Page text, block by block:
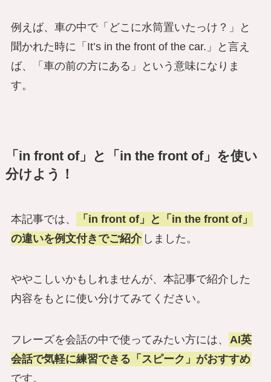
例えば、車の中で「どこに水筒置いたっけ？」と
聞かれた時に「It’s in the front of the car.」と言え
ば、「車の前の方にある」という意味になりま
す。
「in front of」と「in the front of」を使い
分けよう！
本記事では、
「in front of」と「in the front of」
の違いを例文付きでご紹介 しました。
ややこしいかもしれませんが、本記事で紹介した
内容をもとに使い分けてみてください。
フレーズを会話の中で使ってみたい方には、
AI英
会話で気軽に練習できる「スピーク」がおすすめ
です。